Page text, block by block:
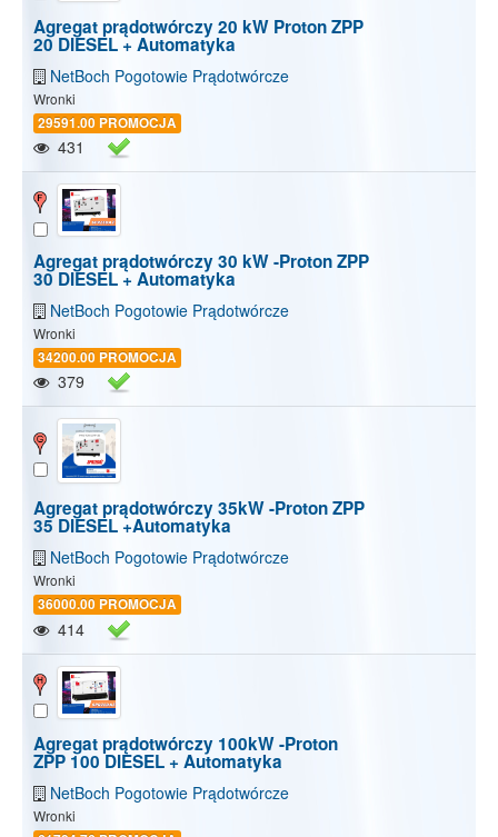
Agregat prądotwórczy 20 kW Proton ZPP
20 DIESEL + Automatyka
NetBoch Pogotowie Prądotwórcze
Wronki
29591.00 PROMOCJA
431
Agregat prądotwórczy 30 kW -Proton ZPP
30 DIESEL + Automatyka
NetBoch Pogotowie Prądotwórcze
Wronki
34200.00 PROMOCJA
379
Agregat prądotwórczy 35kW -Proton ZPP
35 DIESEL +Automatyka
NetBoch Pogotowie Prądotwórcze
Wronki
36000.00 PROMOCJA
414
Agregat prądotwórczy 100kW -Proton
ZPP 100 DIESEL + Automatyka
NetBoch Pogotowie Prądotwórcze
Wronki